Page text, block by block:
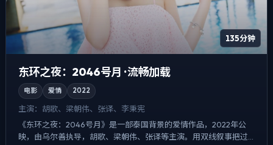
135分钟
东环之夜：2046号月 · 流畅加载
电影 爱情 2022
主演： 胡歌、梁朝伟、张译、李秉宪
《东环之夜：2046号月》是一部泰国背景的爱情作品，2022年公
映，由乌尔善执导，胡歌、梁朝伟、张译等主演。用双线叙事把过